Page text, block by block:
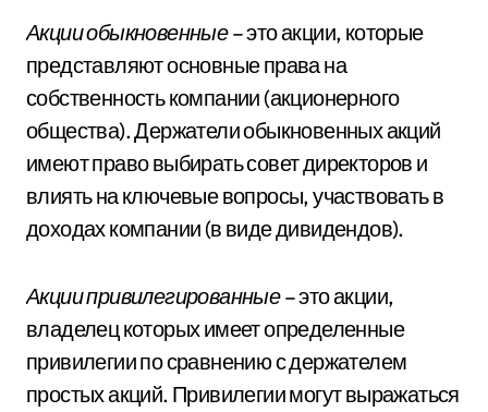
Акции обыкновенные– это акции, которые
представляют основные права на
собственность компании (акционерного
общества). Держатели обыкновенных акций
имеют право выбирать совет директоров и
влиять на ключевые вопросы, участвовать в
доходах компании (в виде дивидендов).
Акции привилегированные– это акции,
владелец которых имеет определенные
привилегии по сравнению с держателем
простых акций. Привилегии могут выражаться